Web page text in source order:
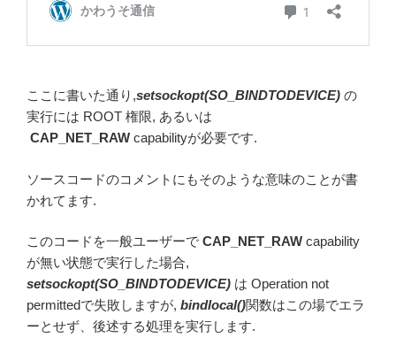
ここに書いた通り,setsockopt(SO_BINDTODEVICE) の
実行には ROOT 権限, あるいは
CAP_NET_RAW capabilityが必要です.
ソースコードのコメントにもそのような意味のことが書
かれてます.
このコードを一般ユーザーで CAP_NET_RAW capability
が無い状態で実行した場合,
setsockopt(SO_BINDTODEVICE) は Operation not
permittedで失敗しますが, bindlocal()関数はこの場でエラ
ーとせず、後述する処理を実行します.